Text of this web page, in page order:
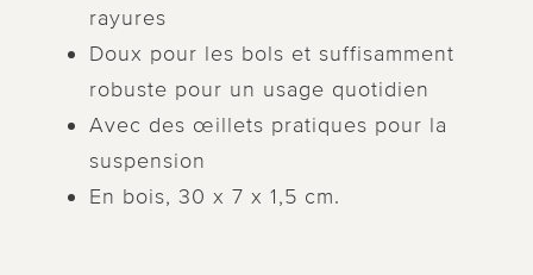
rayures
Doux pour les bols et suffisamment
robuste pour un usage quotidien
Avec des œillets pratiques pour la
suspension
En bois, 30 x 7 x 1,5 cm.